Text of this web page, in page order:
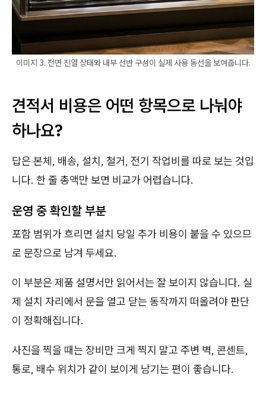
이미지 3. 전면 진열 상태와 내부 선반 구성이 실제 사용 동선을 보여줍니다.
견적서 비용은 어떤 항목으로 나눠야
하나요?
답은 본체, 배송, 설치, 철거, 전기 작업비를 따로 보는 것입
니다. 한 줄 총액만 보면 비교가 어렵습니다.
운영 중 확인할 부분
포함 범위가 흐리면 설치 당일 추가 비용이 붙을 수 있으므
로 문장으로 남겨 두세요.
이 부분은 제품 설명서만 읽어서는 잘 보이지 않습니다. 실
제 설치 자리에서 문을 열고 닫는 동작까지 떠올려야 판단
이 정확해집니다.
사진을 찍을 때는 장비만 크게 찍지 말고 주변 벽, 콘센트,
통로, 배수 위치가 같이 보이게 남기는 편이 좋습니다.